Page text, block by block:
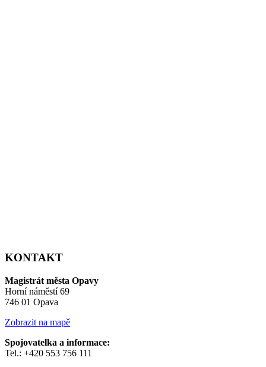
KONTAKT
Magistrát města Opavy
Horní náměstí 69
746 01 Opava
Zobrazit na mapě
Spojovatelka a informace:
Tel.: +420 553 756 111